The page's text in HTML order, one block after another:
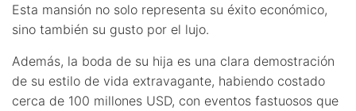
Esta mansión no solo representa su éxito económico,
sino también su gusto por el lujo.
Además, la boda de su hija es una clara demostración
de su estilo de vida extravagante, habiendo costado
cerca de 100 millones USD, con eventos fastuosos que